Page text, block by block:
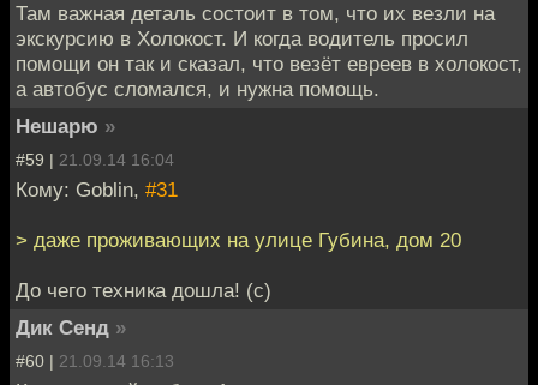
Там важная деталь состоит в том, что их везли на
экскурсию в Холокост. И когда водитель просил
помощи он так и сказал, что везёт евреев в холокост,
а автобус сломался, и нужна помощь.
Нешарю »
#59 | 21.09.14 16:04
Кому: Goblin, #31
> даже проживающих на улице Губина, дом 20
До чего техника дошла! (с)
Дик Сенд »
#60 | 21.09.14 16:13